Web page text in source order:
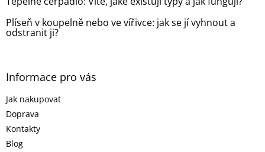
Plíseň v koupelně nebo ve vířivce: jak se jí vyhnout a
odstranit ji?
Informace pro vás
Jak nakupovat
Doprava
Kontakty
Blog